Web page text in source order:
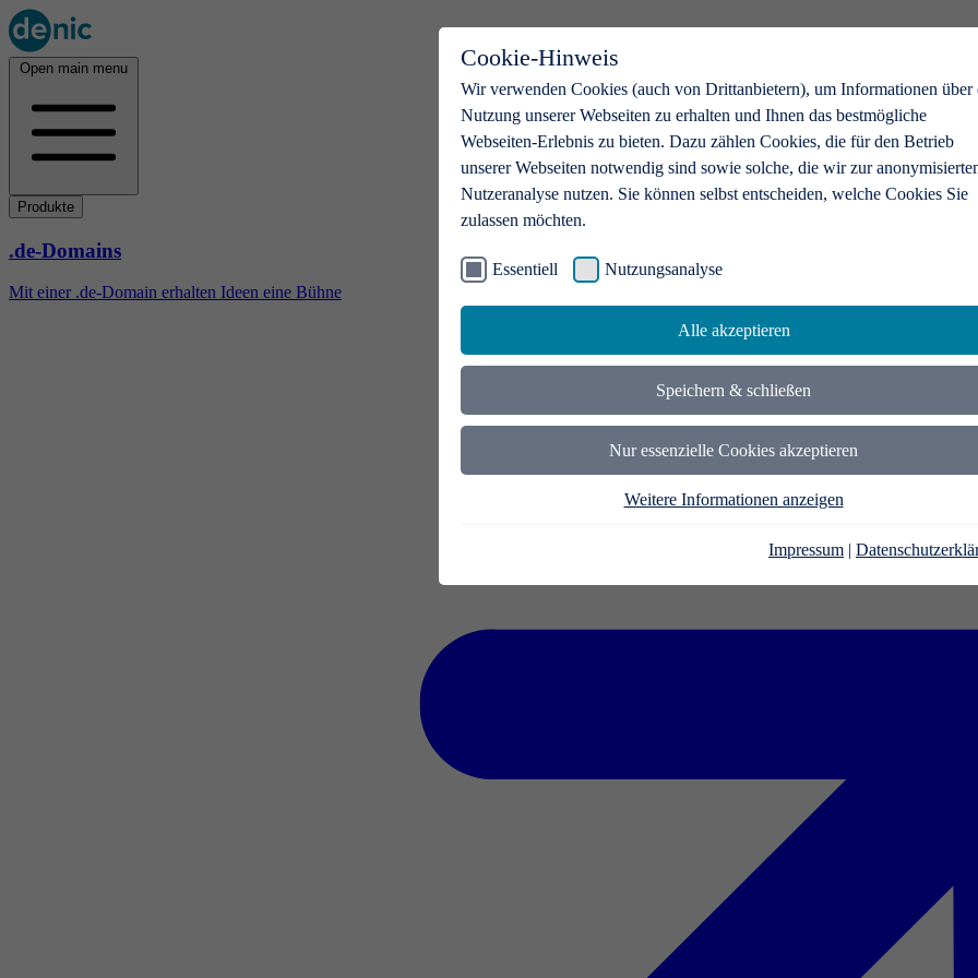
Cookie-Hinweis
Wir verwenden Cookies (auch von Drittanbietern), um Informationen über
Nutzung unserer Webseiten zu erhalten und Ihnen das bestmögliche
Webseiten-Erlebnis zu bieten. Dazu zählen Cookies, die für den Betrieb
unserer Webseiten notwendig sind sowie solche, die wir zur
Nutzeranalyse nutzen. Sie können selbst entscheiden, welche Cookies Sie
zulassen möchten.
Essentiell Nutzungsanalyse
Alle akzeptieren
Speichern & schließen
Nur essenzielle Cookies akzeptieren
Weitere Informationen anzeigen
Impressum |
Open main menu
Produkte
.de-Domains
Mit einer .de-Domain erhalten Ideen eine Bühne